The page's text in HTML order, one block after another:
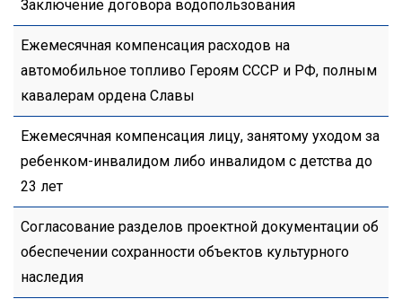
Заключение договора водопользования
Ежемесячная компенсация расходов на
автомобильное топливо Героям СССР и РФ, полным
кавалерам ордена Славы
Ежемесячная компенсация лицу, занятому уходом за
ребенком-инвалидом либо инвалидом с детства до
23 лет
Согласование разделов проектной документации об
обеспечении сохранности объектов культурного
наследия